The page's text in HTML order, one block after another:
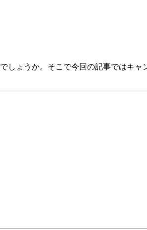
ょうか。そこで今回の記事ではキ